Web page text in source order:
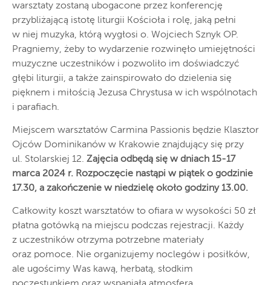
warsztaty zostaną ubogacone przez konferencję
przybliżającą istotę liturgii Kościoła i rolę, jaką pełni
w niej muzyka, którą wygłosi o. Wojciech Sznyk OP.
Pragniemy, żeby to wydarzenie rozwinęło umiejętności
muzyczne uczestników i pozwoliło im doświadczyć
głębi liturgii, a także zainspirowało do dzielenia się
pięknem i miłością Jezusa Chrystusa w ich wspólnotach
i parafiach.
Miejscem warsztatów Carmina Passionis będzie Klasztor
Ojców Dominikanów w Krakowie znajdujący się przy
ul. Stolarskiej 12. Zajęcia odbędą się w dniach 15-17
marca 2024 r. Rozpoczęcie nastąpi w piątek o godzinie
17.30, a zakończenie w niedzielę około godziny 13.00.
Całkowity koszt warsztatów to ofiara w wysokości 50 zł
płatna gotówką na miejscu podczas rejestracji. Każdy
z uczestników otrzyma potrzebne materiały
oraz pomoce. Nie organizujemy noclegów i posiłków,
ale ugościmy Was kawą, herbatą, słodkim